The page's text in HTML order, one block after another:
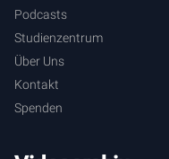
Podcasts
Studienzentrum
Über Uns
Kontakt
Spenden